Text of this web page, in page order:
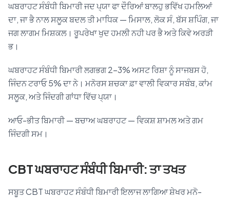
ਘਬਰਾਹਟ ਸੰਬੰਧੀ ਬਿਮਾਰੀ ਜਦ ਪ੍ਯਾ ਫਾ ਦੌਰਿਆਂ ਬਾਲਹੁ ਭਵਿੱਖ ਹਮਲਿਆਂ
ਦਾ, ਜਾ ਭੈ ਨਾਲ ਸਲੂਕ ਬਦਲ ਤੀ ਮਾਧਿਕ — ਮਿਸਾਲ, ਲੋਕ ਸੰ, ਬੱਸ ਸ਼ਪਿੰਗ, ਜਾ
ਜਗ ਲਾਗਮ ਮਿਸ਼ਕਲ। ਰੂਪਰੇਖਾ ਖੁਦ ਹਮਲੀ ਨਹੀ ਪਰ ਭੈ ਅਤੇ ਕਿਵੇ ਅਰੜੀ
ਭ।
ਘਬਰਾਹਟ ਸੰਬੰਧੀ ਬਿਮਾਰੀ ਲਗਭਗ 2–3% ਅਸਟ ਰਿਸ਼ਾ ਨੂੰ ਸਾਜਬਸ ਹੋ,
ਜਿੰਦਨ ਟਰਾਓ 5% ਦਾ ਨੇ। ਮਨੋਰਸ ਸ਼ਚਕਾ ਫ਼ਾ ਵਾਲੀ ਵਿਕਾਰ ਸਬੰਬ, ਕਾਂਮ
ਸਲੂਕ, ਅਤੇ ਜਿੰਦਗੀ ਗਾਂਧਾ ਵਿੱਚ ਪ੍ਯਾ।
ਆਓ-ਭੀਤ ਬਿਮਾਰੀ — ਬਚਾਅ ਘਬਰਾਹਟ — ਵਿਕਸ਼ ਸ਼ਾਮਲ ਅਤੇ ਗਮ
ਜਿੰਦਗੀ ਸਮ।
CBT ਘਬਰਾਹਟ ਸੰਬੰਧੀ ਬਿਮਾਰੀ: ਤਾ ਤਖਤ
ਸਬੂਤ CBT ਘਬਰਾਹਟ ਸੰਬੰਧੀ ਬਿਮਾਰੀ ਇਲਾਜ ਲਾਗਿਆ ਸ਼ੇਖਰ ਮਨੋ-